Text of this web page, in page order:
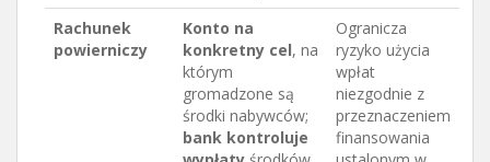
Rachunek
powierniczy
Konto na
konkretny cel, na
którym
gromadzone są
środki nabywców;
bank kontroluje
Ogranicza
ryzyko użycia
wpłat
niezgodnie z
przeznaczeniem
finansowania